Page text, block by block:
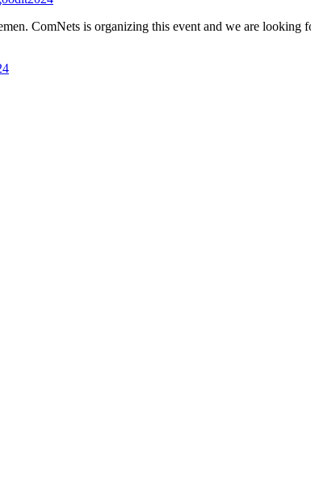
ComNets is organizing this event and we are